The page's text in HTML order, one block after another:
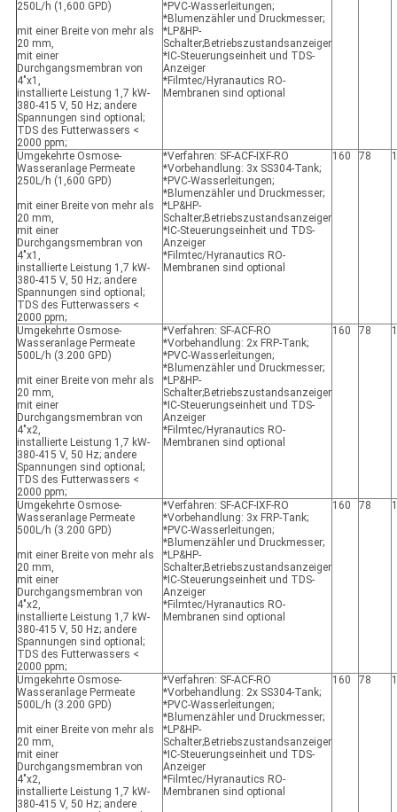
250L/h (1,600 GPD)
mit einer Breite von mehr als
20 mm,
mit einer
Durchgangsmembran von
4"x1,
installierte Leistung 1,7 kW-
380-415 V, 50 Hz; andere
Spannungen sind optional;
TDS des Futterwassers <
2000 ppm;
*PVC-Wasserleitungen;
*Blumenzähler und Druckmesser;
*LP&HP-
Schalter;Betriebszustandsanzeiger
*IC-Steuerungseinheit und TDS-
Anzeiger
*Filmtec/Hyranautics RO-
Membranen sind optional
Umgekehrte Osmose-
Wasseranlage Permeate
250L/h (1,600 GPD)
mit einer Breite von mehr als
20 mm,
mit einer
Durchgangsmembran von
4"x1,
installierte Leistung 1,7 kW-
380-415 V, 50 Hz; andere
Spannungen sind optional;
TDS des Futterwassers <
2000 ppm;
*Verfahren: SF-ACF-IXF-RO
*Vorbehandlung: 3x SS304-Tank;
*PVC-Wasserleitungen;
*Blumenzähler und Druckmesser;
*LP&HP-
Schalter;Betriebszustandsanzeiger
*IC-Steuerungseinheit und TDS-
Anzeiger
*Filmtec/Hyranautics RO-
Membranen sind optional
160 78
Umgekehrte Osmose-
Wasseranlage Permeate
500L/h (3.200 GPD)
mit einer Breite von mehr als
20 mm,
mit einer
Durchgangsmembran von
4"x2,
installierte Leistung 1,7 kW-
380-415 V, 50 Hz; andere
Spannungen sind optional;
TDS des Futterwassers <
2000 ppm;
*Verfahren: SF-ACF-RO
*Vorbehandlung: 2x FRP-Tank;
*PVC-Wasserleitungen;
*Blumenzähler und Druckmesser;
*LP&HP-
Schalter;Betriebszustandsanzeiger
*IC-Steuerungseinheit und TDS-
Anzeiger
*Filmtec/Hyranautics RO-
Membranen sind optional
160 78
Umgekehrte Osmose-
Wasseranlage Permeate
500L/h (3.200 GPD)
mit einer Breite von mehr als
20 mm,
mit einer
Durchgangsmembran von
4"x2,
installierte Leistung 1,7 kW-
380-415 V, 50 Hz; andere
Spannungen sind optional;
TDS des Futterwassers <
2000 ppm;
*Verfahren: SF-ACF-IXF-RO
*Vorbehandlung: 3x FRP-Tank;
*PVC-Wasserleitungen;
*Blumenzähler und Druckmesser;
*LP&HP-
Schalter;Betriebszustandsanzeiger
*IC-Steuerungseinheit und TDS-
Anzeiger
*Filmtec/Hyranautics RO-
Membranen sind optional
160 78
Umgekehrte Osmose-
Wasseranlage Permeate
500L/h (3.200 GPD)
mit einer Breite von mehr als
20 mm,
mit einer
Durchgangsmembran von
4"x2,
installierte Leistung 1,7 kW-
380-415 V, 50 Hz; andere
*Verfahren: SF-ACF-RO
*Vorbehandlung: 2x SS304-Tank;
*PVC-Wasserleitungen;
*Blumenzähler und Druckmesser;
*LP&HP-
Schalter;Betriebszustandsanzeiger
*IC-Steuerungseinheit und TDS-
Anzeiger
*Filmtec/Hyranautics RO-
Membranen sind optional
160 78